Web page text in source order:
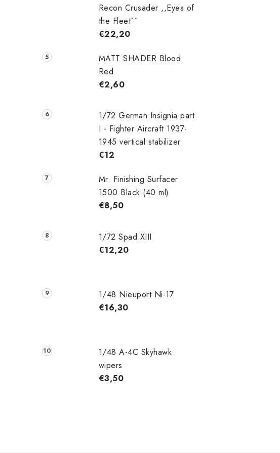
Recon Crusader ,,Eyes of
the Fleet´´
€22,20
MATT SHADER Blood
Red
€2,60
1/72 German Insignia part
I - Fighter Aircraft 1937-
1945 vertical stabilizer
€12
Mr. Finishing Surfacer
1500 Black (40 ml)
€8,50
1/72 Spad XIII
€12,20
1/48 Nieuport Ni-17
€16,30
1/48 A-4C Skyhawk
wipers
€3,50